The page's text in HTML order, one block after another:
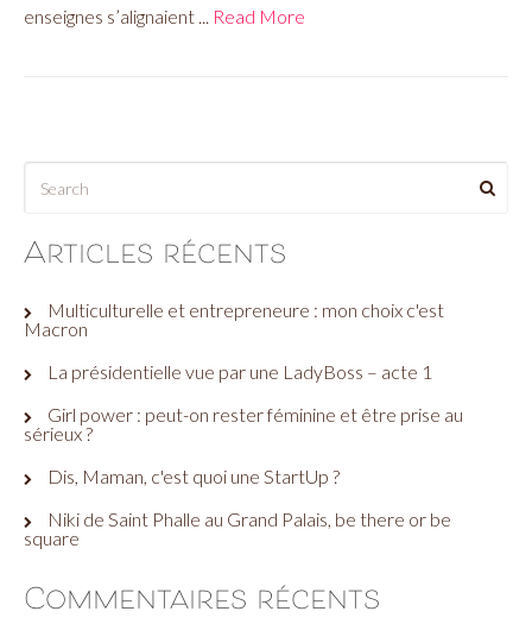
enseignes s’alignaient ... Read More
Articles récents
Multiculturelle et entrepreneure : mon choix c'est
Macron
La présidentielle vue par une LadyBoss – acte 1
Girl power : peut-on rester féminine et être prise au
sérieux ?
Dis, Maman, c'est quoi une StartUp ?
Niki de Saint Phalle au Grand Palais, be there or be
square
Commentaires récents